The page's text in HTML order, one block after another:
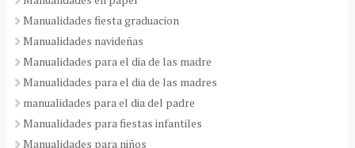
Manualidades fiesta graduacion
Manualidades navideñas
Manualidades para el dia de las madre
Manualidades para el dia de las madres
manualidades para el dia del padre
Manualidades para fiestas infantiles
Manualidades para niños